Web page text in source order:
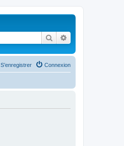
Rechercher
Connexion
S’enregistrer